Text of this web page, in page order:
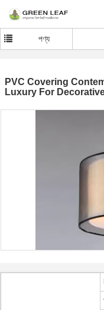
পণ্য
PVC Covering
Luxury For